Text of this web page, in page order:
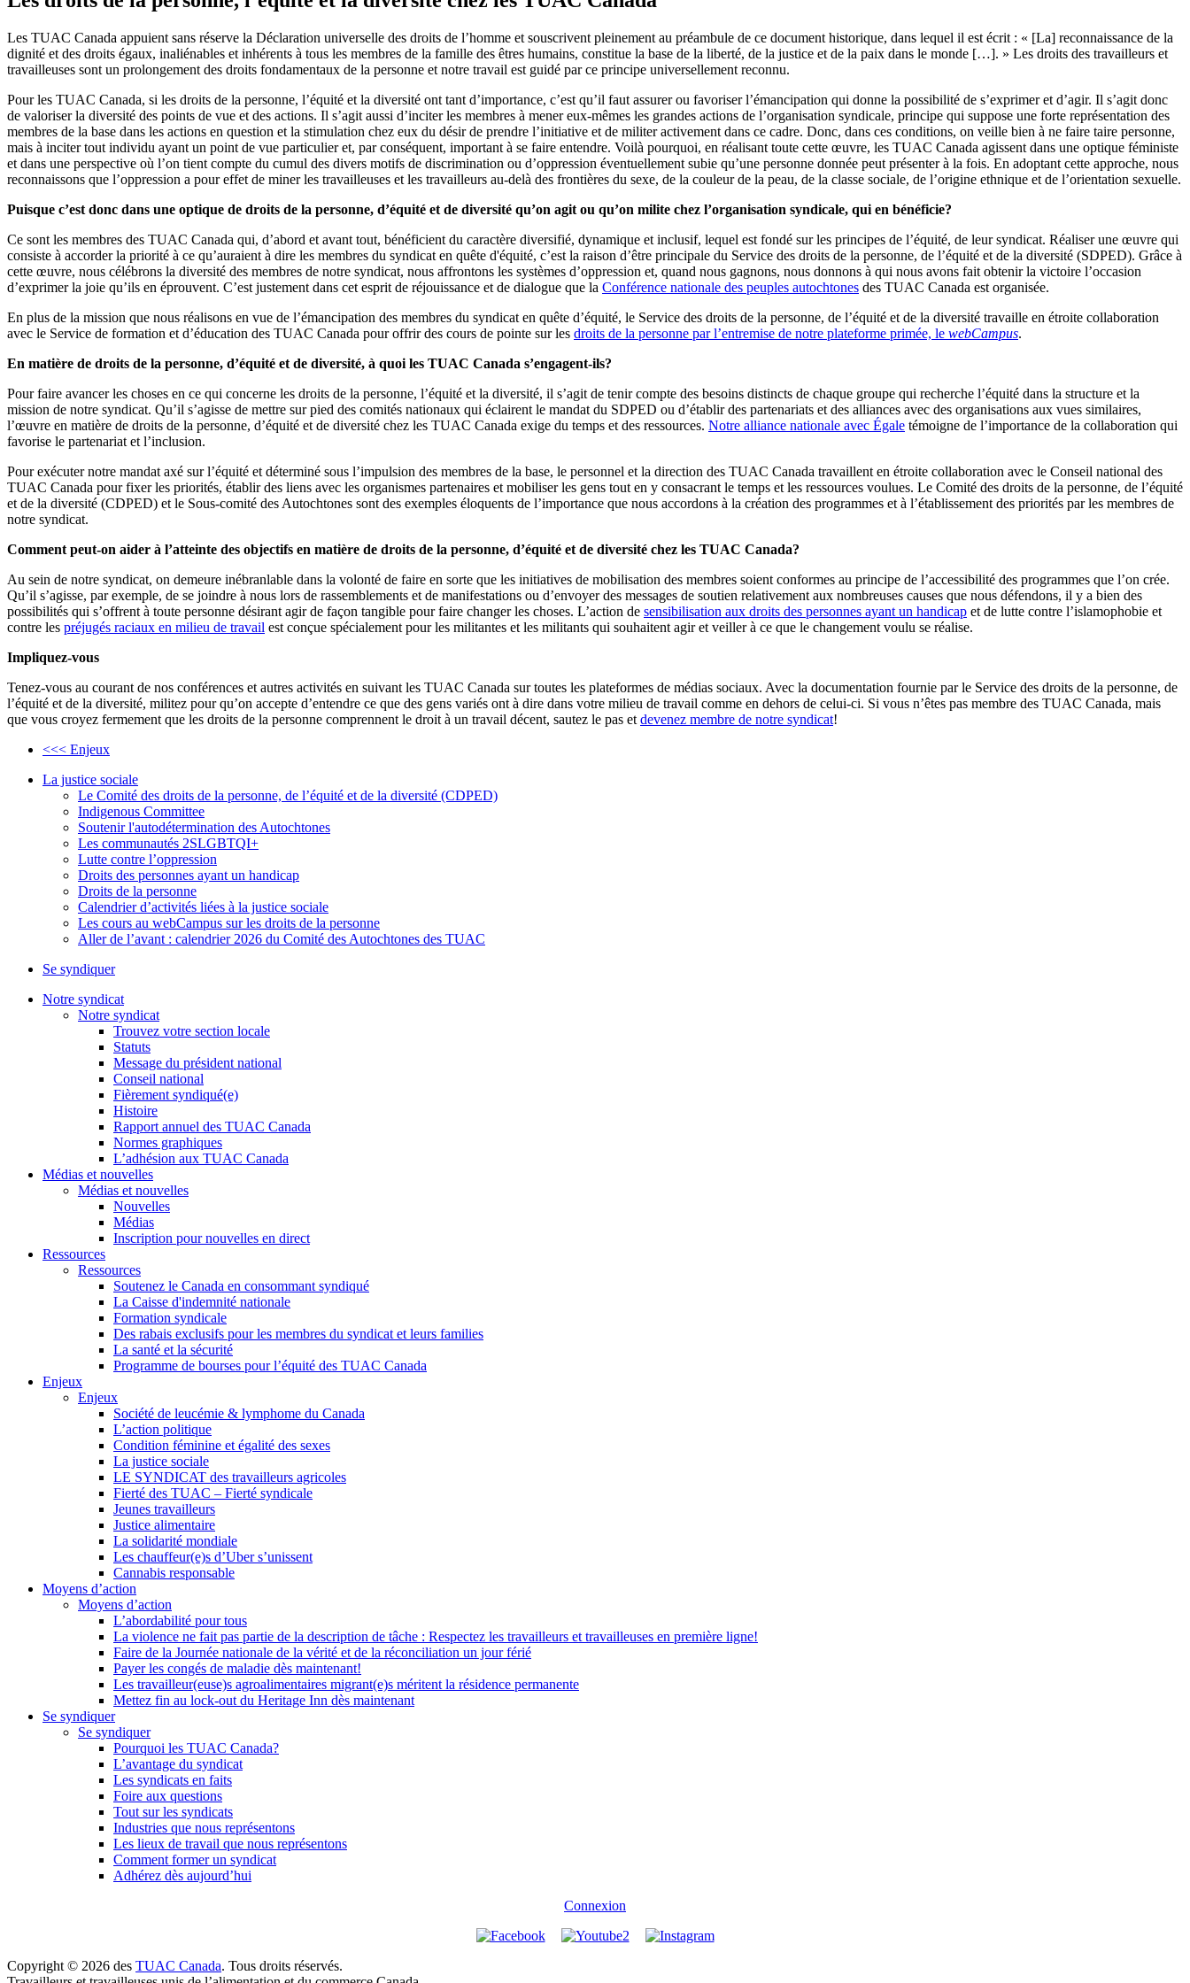
Les TUAC Canada appuient sans réserve la Déclaration universelle des droits de l’homme et souscrivent pleinement au préambule de ce document historique, dans lequel il est écrit : « [La] reconnaissance de la
dignité et des droits égaux, inaliénables et inhérents à tous les membres de la famille des êtres humains, constitue la base de la liberté, de la justice et de la paix dans le monde […]. » Les droits des travailleurs et
travailleuses sont un prolongement des droits fondamentaux de la personne et notre travail est guidé par ce principe universellement reconnu.
Pour les TUAC Canada, si les droits de la personne, l’équité et la diversité ont tant d’importance, c’est qu’il faut assurer ou favoriser l’émancipation qui donne la possibilité de s’exprimer et d’agir. Il s’agit donc
de valoriser la diversité des points de vue et des actions. Il s’agit aussi d’inciter les membres à mener eux-mêmes les grandes actions de l’organisation syndicale, principe qui suppose une forte représentation des
membres de la base dans les actions en question et la stimulation chez eux du désir de prendre l’initiative et de militer activement dans ce cadre. Donc, dans ces conditions, on veille bien à ne faire taire personne,
mais à inciter tout individu ayant un point de vue particulier et, par conséquent, important à se faire entendre. Voilà pourquoi, en réalisant toute cette œuvre, les TUAC Canada agissent dans une optique féministe
et dans une perspective où l’on tient compte du cumul des divers motifs de discrimination ou d’oppression éventuellement subie qu’une personne donnée peut présenter à la fois. En adoptant cette approche, nous
reconnaissons que l’oppression a pour effet de miner les travailleuses et les travailleurs au-delà des frontières du sexe, de la couleur de la peau, de la classe sociale, de l’origine ethnique et de l’orientation sexuelle.
Puisque c’est donc dans une optique de droits de la personne, d’équité et de diversité qu’on agit ou qu’on milite chez l’organisation syndicale, qui en bénéficie?
Ce sont les membres des TUAC Canada qui, d’abord et avant tout, bénéficient du caractère diversifié, dynamique et inclusif, lequel est fondé sur les principes de l’équité, de leur syndicat. Réaliser une œuvre qui
consiste à accorder la priorité à ce qu’auraient à dire les membres du syndicat en quête d'équité, c’est la raison d’être principale du Service des droits de la personne, de l’équité et de la diversité (SDPED). Grâce à
cette œuvre, nous célébrons la diversité des membres de notre syndicat, nous affrontons les systèmes d’oppression et, quand nous gagnons, nous donnons à qui nous avons fait obtenir la victoire l’occasion
d’exprimer la joie qu’ils en éprouvent. C’est justement dans cet esprit de réjouissance et de dialogue que la Conférence nationale des peuples autochtones des TUAC Canada est organisée.
En plus de la mission que nous réalisons en vue de l’émancipation des membres du syndicat en quête d’équité, le Service des droits de la personne, de l’équité et de la diversité travaille en étroite collaboration
avec le Service de formation et d’éducation des TUAC Canada pour offrir des cours de pointe sur les droits de la personne par l’entremise de notre plateforme primée, le webCampus.
En matière de droits de la personne, d’équité et de diversité, à quoi les TUAC Canada s’engagent-ils?
Pour faire avancer les choses en ce qui concerne les droits de la personne, l’équité et la diversité, il s’agit de tenir compte des besoins distincts de chaque groupe qui recherche l’équité dans la structure et la
mission de notre syndicat. Qu’il s’agisse de mettre sur pied des comités nationaux qui éclairent le mandat du SDPED ou d’établir des partenariats et des alliances avec des organisations aux vues similaires,
l’œuvre en matière de droits de la personne, d’équité et de diversité chez les TUAC Canada exige du temps et des ressources. Notre alliance nationale avec Égale témoigne de l’importance de la collaboration qui
favorise le partenariat et l’inclusion.
Pour exécuter notre mandat axé sur l’équité et déterminé sous l’impulsion des membres de la base, le personnel et la direction des TUAC Canada travaillent en étroite collaboration avec le Conseil national des
TUAC Canada pour fixer les priorités, établir des liens avec les organismes partenaires et mobiliser les gens tout en y consacrant le temps et les ressources voulues. Le Comité des droits de la personne, de l’équité
et de la diversité (CDPED) et le Sous-comité des Autochtones sont des exemples éloquents de l’importance que nous accordons à la création des programmes et à l’établissement des priorités par les membres de
notre syndicat.
Comment peut-on aider à l’atteinte des objectifs en matière de droits de la personne, d’équité et de diversité chez les TUAC Canada?
Au sein de notre syndicat, on demeure inébranlable dans la volonté de faire en sorte que les initiatives de mobilisation des membres soient conformes au principe de l’accessibilité des programmes que l’on crée.
Qu’il s’agisse, par exemple, de se joindre à nous lors de rassemblements et de manifestations ou d’envoyer des messages de soutien relativement aux nombreuses causes que nous défendons, il y a bien des
possibilités qui s’offrent à toute personne désirant agir de façon tangible pour faire changer les choses. L’action de sensibilisation aux droits des personnes ayant un handicap et de lutte contre l’islamophobie et
contre les préjugés raciaux en milieu de travail est conçue spécialement pour les militantes et les militants qui souhaitent agir et veiller à ce que le changement voulu se réalise.
Impliquez-vous
Tenez-vous au courant de nos conférences et autres activités en suivant les TUAC Canada sur toutes les plateformes de médias sociaux. Avec la documentation fournie par le Service des droits de la personne, de
l’équité et de la diversité, militez pour qu’on accepte d’entendre ce que des gens variés ont à dire dans votre milieu de travail comme en dehors de celui-ci. Si vous n’êtes pas membre des TUAC Canada, mais
que vous croyez fermement que les droits de la personne comprennent le droit à un travail décent, sautez le pas et devenez membre de notre syndicat!
<<< Enjeux
La justice sociale
Le Comité des droits de la personne, de l’équité et de la diversité (CDPED)
Indigenous Committee
Soutenir l'autodétermination des Autochtones
Les communautés 2SLGBTQI+
Lutte contre l’oppression
Droits des personnes ayant un handicap
Droits de la personne
Calendrier d’activités liées à la justice sociale
Les cours au webCampus sur les droits de la personne
Aller de l’avant : calendrier 2026 du Comité des Autochtones des TUAC
Se syndiquer
Notre syndicat
Notre syndicat
Trouvez votre section locale
Statuts
Message du président national
Conseil national
Fièrement syndiqué(e)
Histoire
Rapport annuel des TUAC Canada
Normes graphiques
L’adhésion aux TUAC Canada
Médias et nouvelles
Médias et nouvelles
Nouvelles
Médias
Inscription pour nouvelles en direct
Ressources
Ressources
Soutenez le Canada en consommant syndiqué
La Caisse d'indemnité nationale
Formation syndicale
Des rabais exclusifs pour les membres du syndicat et leurs families
La santé et la sécurité
Programme de bourses pour l’équité des TUAC Canada
Enjeux
Enjeux
Société de leucémie & lymphome du Canada
L’action politique
Condition féminine et égalité des sexes
La justice sociale
LE SYNDICAT des travailleurs agricoles
Fierté des TUAC – Fierté syndicale
Jeunes travailleurs
Justice alimentaire
La solidarité mondiale
Les chauffeur(e)s d’Uber s’unissent
Cannabis responsable
Moyens d’action
Moyens d’action
L’abordabilité pour tous
La violence ne fait pas partie de la description de tâche : Respectez les travailleurs et travailleuses en première ligne!
Faire de la Journée nationale de la vérité et de la réconciliation un jour férié
Payer les congés de maladie dès maintenant!
Les travailleur(euse)s agroalimentaires migrant(e)s méritent la résidence permanente
Mettez fin au lock-out du Heritage Inn dès maintenant
Se syndiquer
Se syndiquer
Pourquoi les TUAC Canada?
L’avantage du syndicat
Les syndicats en faits
Foire aux questions
Tout sur les syndicats
Industries que nous représentons
Les lieux de travail que nous représentons
Comment former un syndicat
Adhérez dès aujourd’hui
Connexion
Copyright © 2026 des TUAC Canada. Tous droits réservés.